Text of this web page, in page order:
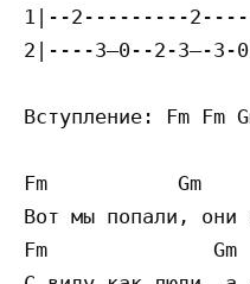
1|--2---------
2|----3—0--2-3—-
Вступление: Fm Fm
Fm           Gm
Вот мы попали, они
Fm              Gm